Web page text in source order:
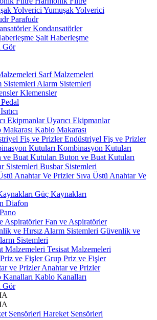
Yumuşak Yolverici
Parafudr
Kondansatörler
Şalt Haberleşme
Gör
Sarf Malzemeleri
Alarm Sistemleri
Klemensler
Pedal
Isıtıcı
Uyarıcı Ekipmanlar
Kablo Makarası
Endüstriyel Fiş ve Prizler
Kombinasyon Kutuları
Buton ve Buat Kutuları
Busbar Sistemleri
Sıva Üstü Anahtar Ve
Güç Kaynakları
Diafon
Pano
Fan ve Aspiratörler
Güvenlik ve
Sistemleri
Tesisat Malzemeleri
Grup Priz ve Fişler
Anahtar ve Prizler
Kablo Kanalları
Gör
Hareket Sensörleri